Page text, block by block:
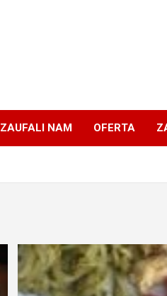
ZAUFALI NAM OFERTA